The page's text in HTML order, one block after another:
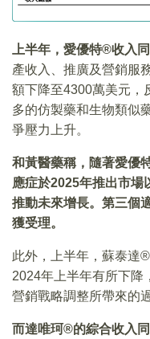
上半年，愛優特®收入
產收入、推廣及營銷服
額下降至4300萬美元，
多的仿製藥和生物類似
爭壓力上升。
和黃醫藥稱，隨著愛優
應症於2025年推出市場
推動未來增長。第三個
獲受理。
此外，上半年，蘇泰達
2024年上半年有所下降
營銷戰略調整所帶來的
而達唯珂®的綜合收入